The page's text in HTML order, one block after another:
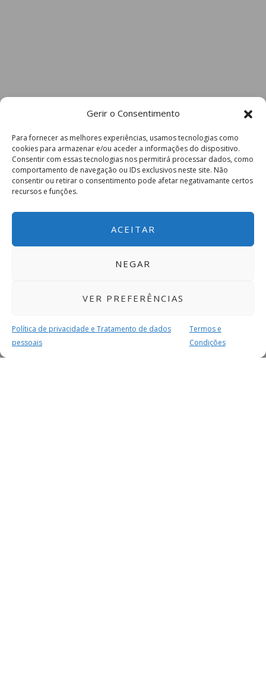
Gerir o Consentimento
Para fornecer as melhores experiências, usamos tecnologias como
cookies para armazenar e/ou aceder a informações do dispositivo.
Consentir com essas tecnologias nos permitirá processar dados, como
comportamento de navegação ou IDs exclusivos neste site. Não
consentir ou retirar o consentimento pode afetar negativamante certos
recursos e funções.
ACEITAR
NEGAR
VER PREFERÊNCIAS
Política de privacidade e Tratamento de dados
pessoais
Termos e
Condições